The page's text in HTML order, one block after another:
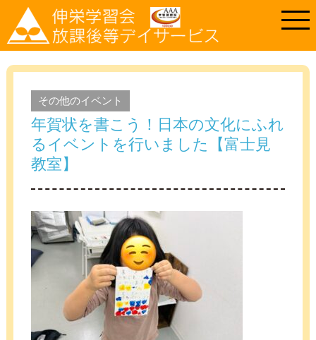
その他のイベント
年賀状を書こう！日本の文化にふれ
るイベントを行いました【富士見
教室】